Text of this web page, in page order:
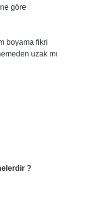
göre
boyama fikri
uzak mı
?